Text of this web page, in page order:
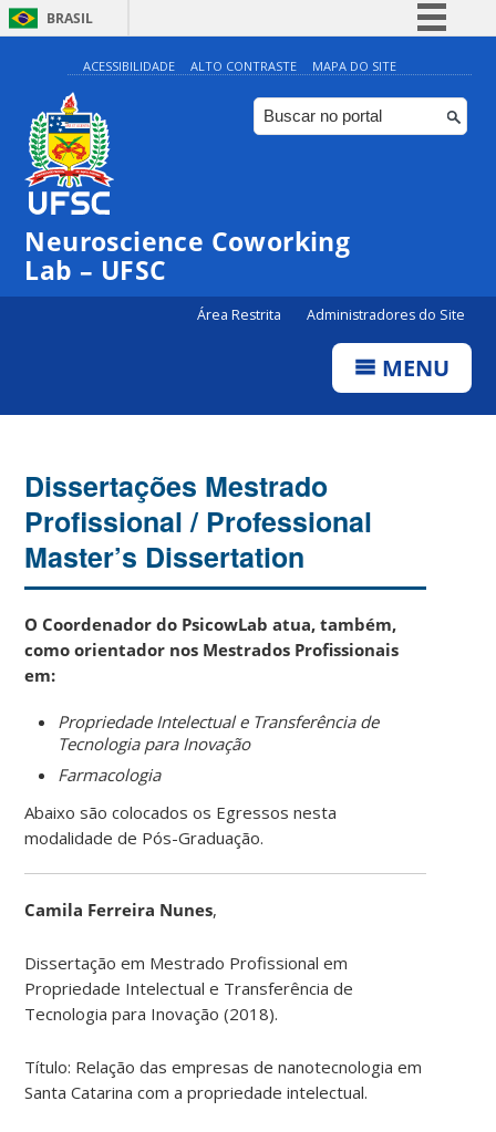
BRASIL
Simplifique!
Comunica BR
Participe
Canais
ACESSIBILIDADE ALTO CONTRASTE MAPA DO SITE
Neuroscience Coworking
Lab – UFSC
Área Restrita Administradores do Site
MENU
Dissertações Mestrado
Profissional / Professional
Master’s Dissertation
O Coordenador do PsicowLab atua, também,
como orientador nos Mestrados Profissionais
em:
Propriedade Intelectual e Transferência de
Tecnologia para Inovação
Farmacologia
Abaixo são colocados os Egressos nesta
modalidade de Pós-Graduação.
Camila Ferreira Nunes,
Dissertação em Mestrado Profissional em
Propriedade Intelectual e Transferência de
Tecnologia para Inovação (2018).
Título: Relação das empresas de nanotecnologia em
Santa Catarina com a propriedade intelectual.